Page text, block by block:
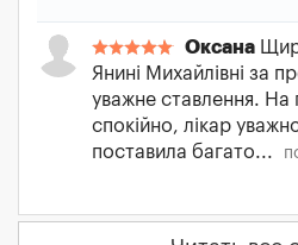
Оксана
Янині Михайлівні за
уважне ставлення. На
спокійно, лікар
поставила багато...